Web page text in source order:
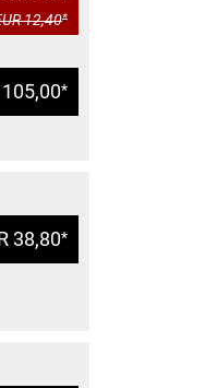
12,40*
105,00*
38,80*